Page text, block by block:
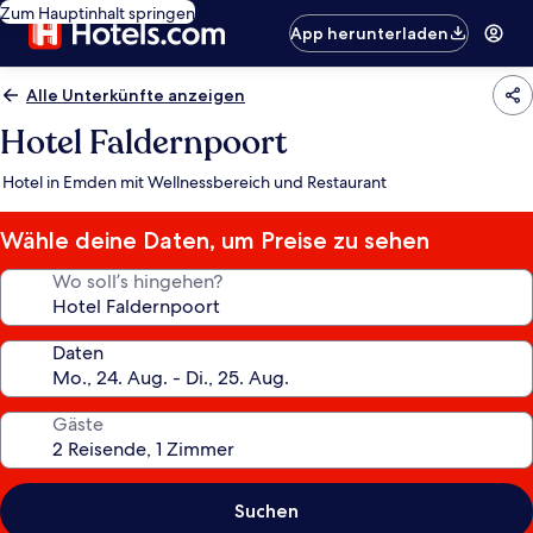
Zum Hauptinhalt springen
App herunterladen
Alle Unterkünfte anzeigen
Hotel Faldernpoort
Hotel in Emden mit Wellnessbereich und Restaurant
Wähle deine Daten, um Preise zu sehen
Wo soll’s hingehen?
Daten
Gäste
Suchen